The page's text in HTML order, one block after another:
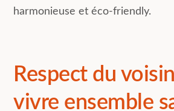
harmonieuse et éco-friendly.
Respect du
vivre ensemble